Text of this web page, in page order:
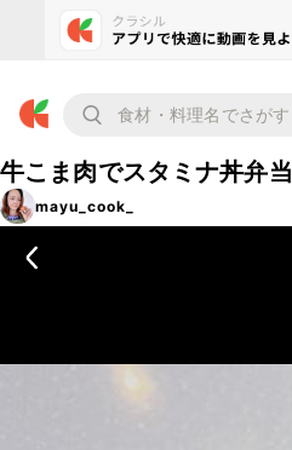
牛こま肉でスタミナ丼弁当
mayu_cook_